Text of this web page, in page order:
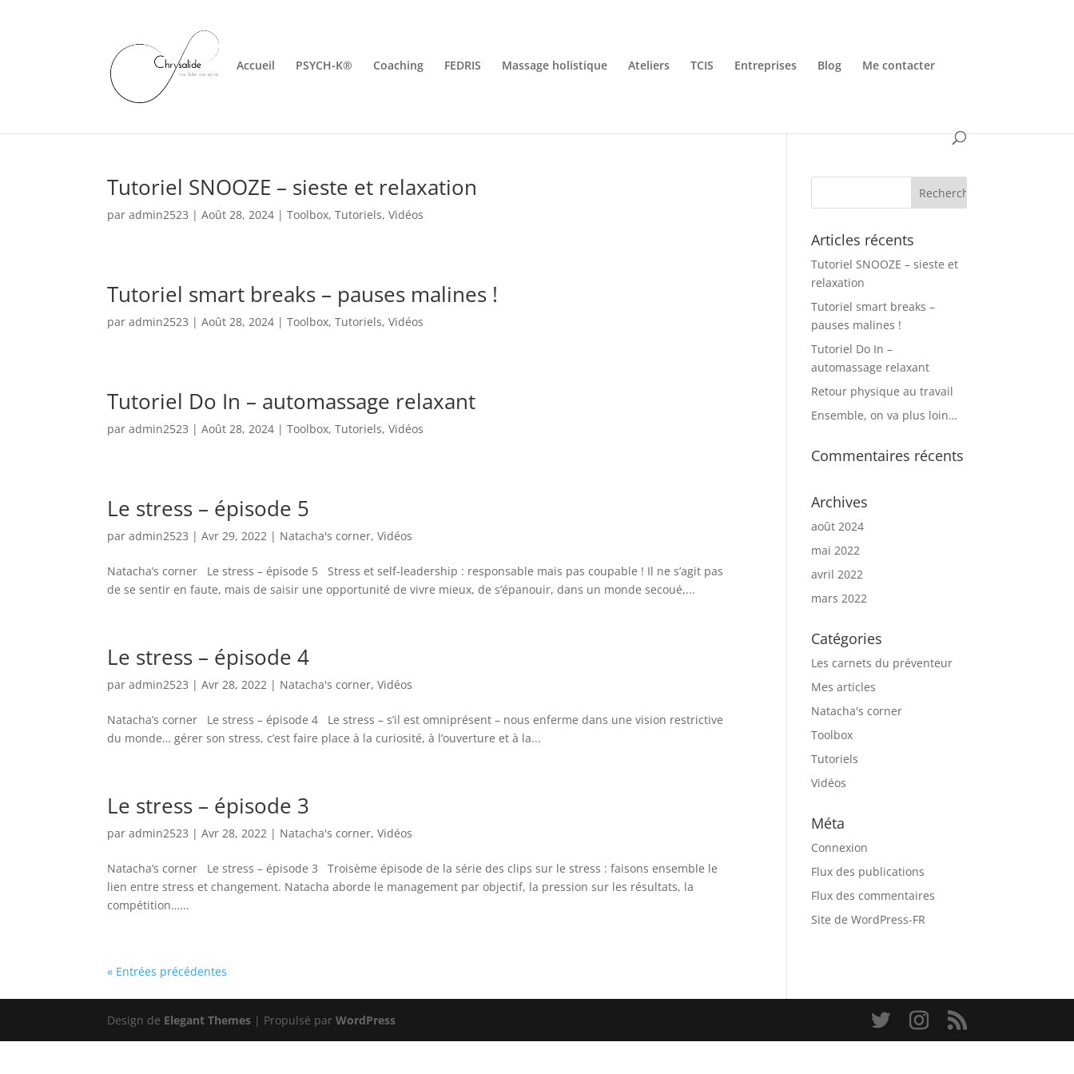
Accueil PSYCH-K® Coaching FEDRIS Massage holistique Ateliers TCIS Entreprises Blog Me contacter
Tutoriel SNOOZE – sieste et relaxation
paradmin2523 |Août 28, 2024 |Toolbox,Tutoriels,Vidéos
Tutoriel smart breaks – pauses malines !
paradmin2523 |Août 28, 2024 |Toolbox,Tutoriels,Vidéos
Tutoriel Do In – automassage relaxant
paradmin2523 |Août 28, 2024 |Toolbox,Tutoriels,Vidéos
Le stress – épisode 5
paradmin2523 |Avr 29, 2022 | Natacha's corner,Vidéos
Natacha’s corner Le stress – épisode 5 Stress et self-leadership : responsable mais pas coupable ! Il ne s’agit pas
de se sentir en faute, mais de saisir une opportunité de vivre mieux, de s’épanouir, dans un monde secoué,...
Le stress – épisode 4
paradmin2523 |Avr 28, 2022 | Natacha's corner,Vidéos
Natacha’s corner Le stress – épisode 4 Le stress – s’il est omniprésent – nous enferme dans une vision restrictive
du monde… gérer son stress, c’est faire place à la curiosité, à l’ouverture et à la...
Le stress – épisode 3
paradmin2523 |Avr 28, 2022 | Natacha's corner,Vidéos
Natacha’s corner Le stress – épisode 3 Troisème épisode de la série des clips sur le stress : faisons ensemble le
lien entre stress et changement. Natacha aborde le management par objectif, la pression sur les résultats, la
compétition…...
« Entrées précédentes
Articles récents
Tutoriel SNOOZE – sieste et
relaxation
Tutoriel smart breaks –
pauses malines !
Tutoriel Do In –
automassage relaxant
Retour physique au travail
Ensemble, on va plus loin…
Commentaires récents
Archives
août 2024
mai 2022
avril 2022
mars 2022
Catégories
Les carnets du préventeur
Mes articles
Natacha's corner
Toolbox
Tutoriels
Vidéos
Méta
Connexion
Flux des publications
Flux des commentaires
Site de WordPress-FR
Design de Elegant Themes | Propulsé parWordPress